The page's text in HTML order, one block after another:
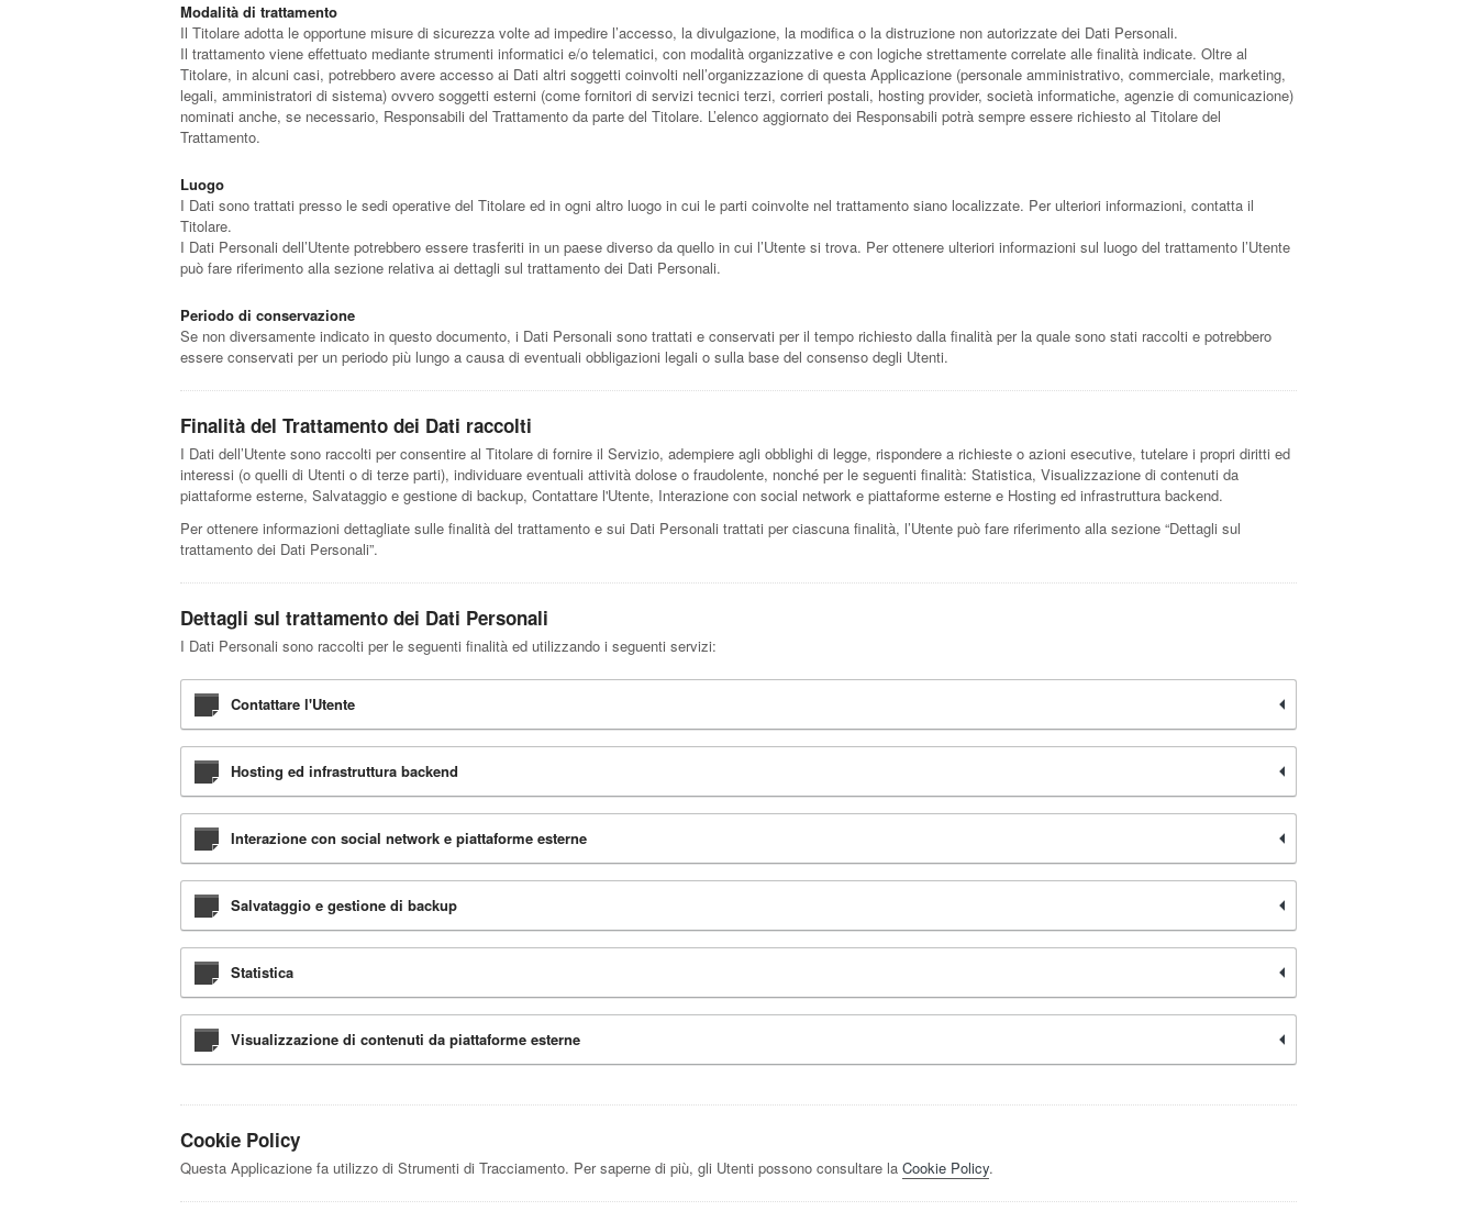
Modalità di trattamento
Il Titolare adotta le opportune misure di sicurezza volte ad impedire l’accesso, la divulgazione, la modifica o la distruzione non autorizzate dei Dati Personali.
Il trattamento viene effettuato mediante strumenti informatici e/o telematici, con modalità organizzative e con logiche strettamente correlate alle finalità indicate. Oltre al
Titolare, in alcuni casi, potrebbero avere accesso ai Dati altri soggetti coinvolti nell’organizzazione di questa Applicazione (personale amministrativo, commerciale, marketing,
legali, amministratori di sistema) ovvero soggetti esterni (come fornitori di servizi tecnici terzi, corrieri postali, hosting provider, società informatiche, agenzie di comunicazione)
nominati anche, se necessario, Responsabili del Trattamento da parte del Titolare. L’elenco aggiornato dei Responsabili potrà sempre essere richiesto al Titolare del
Trattamento.
Luogo
I Dati sono trattati presso le sedi operative del Titolare ed in ogni altro luogo in cui le parti coinvolte nel trattamento siano localizzate. Per ulteriori informazioni, contatta il
Titolare.
I Dati Personali dell’Utente potrebbero essere trasferiti in un paese diverso da quello in cui l’Utente si trova. Per ottenere ulteriori informazioni sul luogo del trattamento l’Utente
può fare riferimento alla sezione relativa ai dettagli sul trattamento dei Dati Personali.
Periodo di conservazione
Se non diversamente indicato in questo documento, i Dati Personali sono trattati e conservati per il tempo richiesto dalla finalità per la quale sono stati raccolti e potrebbero
essere conservati per un periodo più lungo a causa di eventuali obbligazioni legali o sulla base del consenso degli Utenti.
Finalità del Trattamento dei Dati raccolti
I Dati dell’Utente sono raccolti per consentire al Titolare di fornire il Servizio, adempiere agli obblighi di legge, rispondere a richieste o azioni esecutive, tutelare i propri diritti ed
interessi (o quelli di Utenti o di terze parti), individuare eventuali attività dolose o fraudolente, nonché per le seguenti finalità: Statistica, Visualizzazione di contenuti da
piattaforme esterne, Salvataggio e gestione di backup, Contattare l'Utente, Interazione con social network e piattaforme esterne e Hosting ed infrastruttura backend.
Per ottenere informazioni dettagliate sulle finalità del trattamento e sui Dati Personali trattati per ciascuna finalità, l’Utente può fare riferimento alla sezione “Dettagli sul
trattamento dei Dati Personali”.
Dettagli sul trattamento dei Dati Personali
I Dati Personali sono raccolti per le seguenti finalità ed utilizzando i seguenti servizi:
Contattare l'Utente
Hosting ed infrastruttura backend
Interazione con social network e piattaforme esterne
Salvataggio e gestione di backup
Statistica
Visualizzazione di contenuti da piattaforme esterne
Cookie Policy
Questa Applicazione fa utilizzo di Strumenti di Tracciamento. Per saperne di più, gli Utenti possono consultare laCookie Policy.